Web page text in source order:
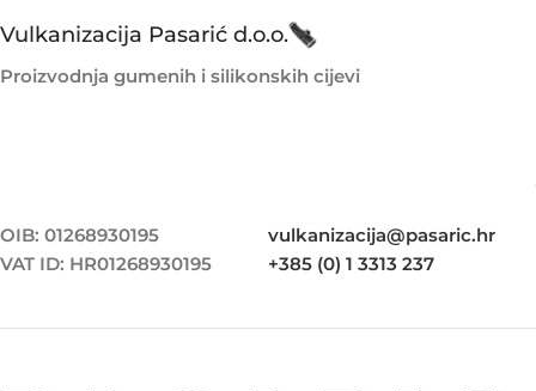
Vulkanizacija Pasarić d.o.o.
Proizvodnja gumenih i silikonskih cijevi
OIB: 01268930195
VAT ID: HR01268930195
vulkanizacija@pasaric.hr
+385 (0) 1 3313 237